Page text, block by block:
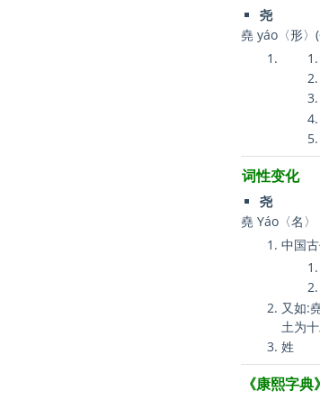
尧
堯 yáo〈形〉
词性变化
尧
堯 Yáo〈名〉
中国
又如:
土为
姓
《康熙字典》